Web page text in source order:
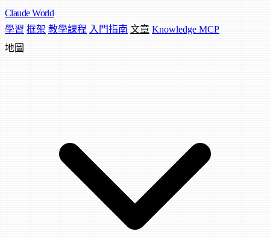
Claude World
學習 框架 教學課程 入門指南 文章 Knowledge MCP
地圖